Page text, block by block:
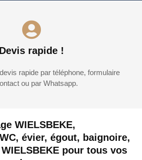
WIELSBEKE,
évier, égout, baignoire,
pour tous vos
Devis rapide !
rapide par téléphone, formulaire
ou par Whatsapp.